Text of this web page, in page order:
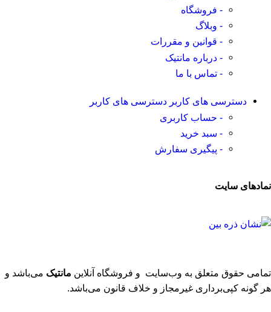
- فروشگاه
- وبلاگ
- قوانین و مقررات
- درباره مانتیک
- تماس با ما
دسترسی های کاربر دسترسی های کاربر
- حساب کاربری
- سبد خرید
- پیگیری سفارش
نمادهای سایت
تمامی حقوق متعلق به وب‌سایت و فروشگاه‌ آنلاین مانتیک می‌باشد و
هر گونه کپی‌برداری غیرمجاز و خلاف قانون می‌باشد.